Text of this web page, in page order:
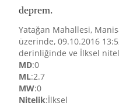
deprem.
Yatağan Mahallesi,
üzerinde, 09.10.2016
derinliğinde ve İlksel
MD:0
ML:2.7
MW:0
Nitelik:İlksel